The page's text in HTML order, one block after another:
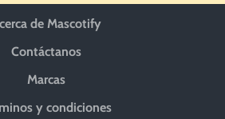
de Mascotify
Contáctanos
Marcas
y condiciones